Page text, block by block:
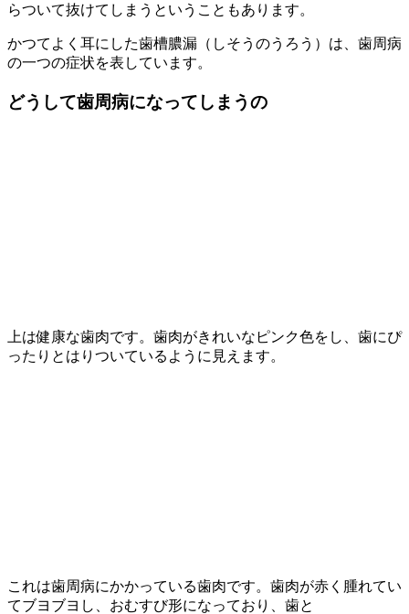
らついて抜けてしまうということもあります。
かつてよく耳にした歯槽膿漏（しそうのうろう）は、歯周病
の一つの症状を表しています。
どうして歯周病になってしまうの
上は健康な歯肉です。歯肉がきれいなピンク色をし、歯にぴ
ったりとはりついているように見えます。
これは歯周病にかかっている歯肉です。歯肉が赤く腫れてい
てブヨブヨし、おむすび形になっており、歯と